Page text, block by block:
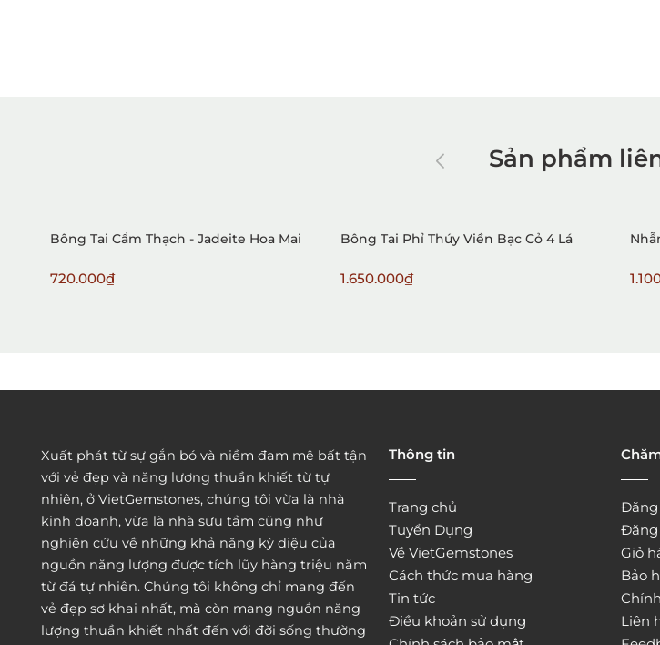
Sản phẩm
Bông Tai Cẩm Thạch - Jadeite Hoa Mai
720.000₫
Bông Tai Phỉ Thúy Viền Bạc Cỏ 4 Lá
1.650.000₫
Xuất phát từ sự gắn bó và niềm đam mê bất tận
với vẻ đẹp và năng lượng thuần khiết từ tự
nhiên, ở VietGemstones, chúng tôi vừa là nhà
kinh doanh, vừa là nhà sưu tầm cũng như
nghiên cứu về những khả năng kỳ diệu của
nguồn năng lượng được tích lũy hàng triệu năm
từ đá tự nhiên. Chúng tôi không chỉ mang đến
vẻ đẹp sơ khai nhất, mà còn mang nguồn năng
lượng thuần khiết nhất đến với đời sống thường
Thông tin
Trang chủ
Tuyển Dụng
Về VietGemstones
Cách thức mua hàng
Tin tức
Điều khoản sử dụng
Đăng
Giỏ
Bảo
Liên